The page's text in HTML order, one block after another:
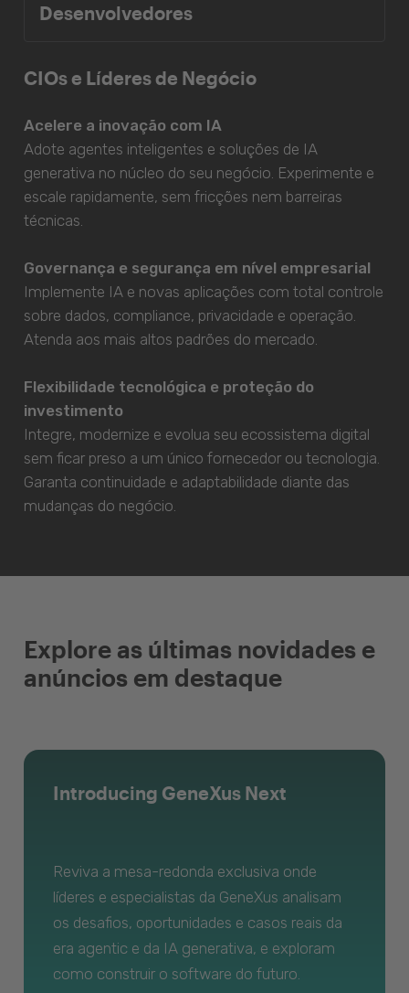
Desenvolvedores
CIOs e Líderes de Negócio
Acelere a inovação com IA
Adote agentes inteligentes e soluções de IA
generativa no núcleo do seu negócio. Experimente e
escale rapidamente, sem fricções nem barreiras
técnicas.
Governança e segurança em nível empresarial
Implemente IA e novas aplicações com total controle
sobre dados, compliance, privacidade e operação.
Atenda aos mais altos padrões do mercado.
Flexibilidade tecnológica e proteção do
investimento
Integre, modernize e evolua seu ecossistema digital
sem ficar preso a um único fornecedor ou tecnologia.
Garanta continuidade e adaptabilidade diante das
mudanças do negócio.
Explore as últimas novidades e
anúncios em destaque
Introducing GeneXus Next
Reviva a mesa-redonda exclusiva onde
líderes e especialistas da GeneXus analisam
os desafios, oportunidades e casos reais da
era agentic e da IA generativa, e exploram
como construir o software do futuro.